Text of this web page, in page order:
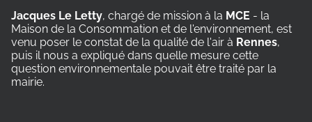
Jacques Le Letty, chargé de mission à la MCE - la
Maison de la Consommation et de l'environnement, est
venu poser le constat de la qualité de l'air à Rennes,
puis il nous a expliqué dans quelle mesure cette
question environnementale pouvait être traité par la
mairie.